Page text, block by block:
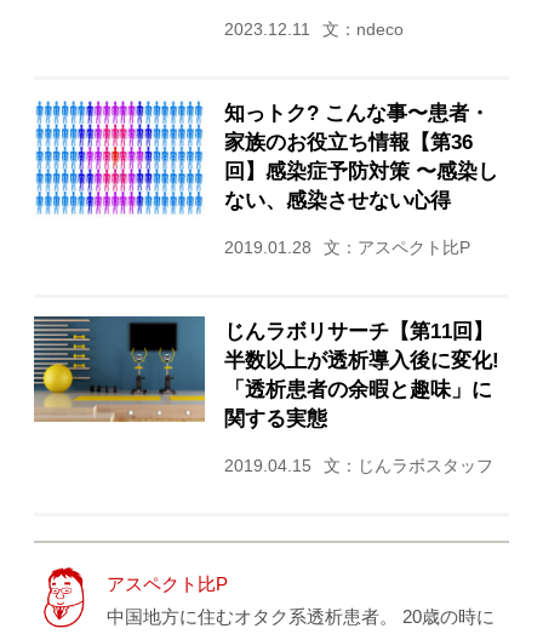
2023.12.11 文：ndeco
知っトク? こんな事〜患者・
家族のお役立ち情報【第36
回】感染症予防対策 〜感染し
ない、感染させない心得
2019.01.28 文：アスペクト比P
じんラボリサーチ【第11回】
半数以上が透析導入後に変化!
「透析患者の余暇と趣味」に
関する実態
2019.04.15 文：じんラボスタッフ
アスペクト比P
中国地方に住むオタク系透析患者。 20歳の時に